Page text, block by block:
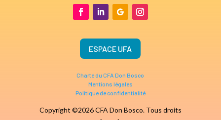
ESPACE UFA
Charte du CFA Don Bosco
Mentions légales
Politique de confidentialité
Copyright ©2026 CFA Don Bosco. Tous droits